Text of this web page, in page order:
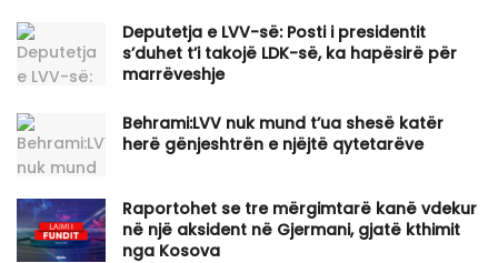
Deputetja e LVV-së: Posti i presidentit
s’duhet t’i takojë LDK-së, ka hapësirë për
marrëveshje
Behrami:LVV nuk mund t’ua shesë katër
herë gënjeshtrën e njëjtë qytetarëve
Raportohet se tre mërgimtarë kanë vdekur
në një aksident në Gjermani, gjatë kthimit
nga Kosova